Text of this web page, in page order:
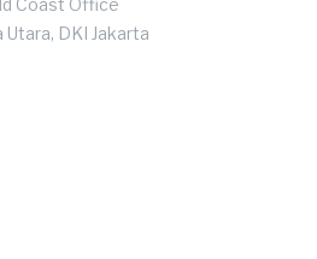
Utara, DKI Jakarta